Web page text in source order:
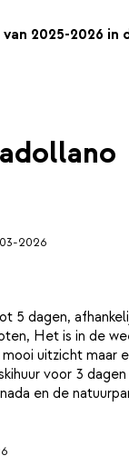
2025-2026 in
2026
5 dagen,
Het is in de
uitzicht maar
voor 3